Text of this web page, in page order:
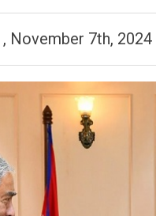
, November 7th, 2024